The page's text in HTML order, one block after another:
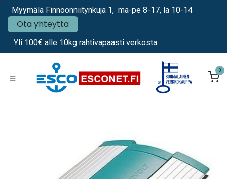
Siirry sisältöön
Myymälä Finnoonniitynkuja 1, ma-pe 8-17, la 10-14
Ota yhteyttä
Yli 100€ alle 10kg rahtivapaasti verkosta
0